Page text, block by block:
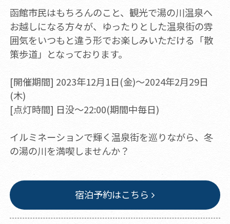
函館市民はもちろんのこと、観光で湯の川温泉へ
お越しになる方々が、ゆったりとした温泉街の雰
囲気をいつもと違う形でお楽しみいただける「散
策歩道」となっております。
[開催期間] 2023年12月1日(金)～2024年2月29日
(木)
[点灯時間] 日没～22:00(期間中毎日)
イルミネーションで輝く温泉街を巡りながら、冬
の湯の川を満喫しませんか？
宿泊予約はこちら